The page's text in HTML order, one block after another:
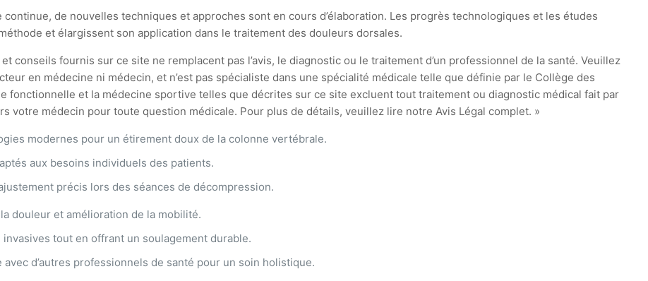
de nouvelles techniques et approches sont en cours d’élaboration. Les progrès technologiques et les études
et élargissent son application dans le traitement des douleurs dorsales.
conseils fournis sur ce site ne remplacent pas l’avis, le diagnostic ou le traitement d’un professionnel de la santé. Veuillez
en médecine ni médecin, et n’est pas spécialiste dans une spécialité médicale telle que définie par le Collège des
fonctionnelle et la médecine sportive telles que décrites sur ce site excluent tout traitement ou diagnostic médical fait par
votre médecin pour toute question médicale. Pour plus de détails, veuillez lire notre Avis Légal complet. »
modernes pour un étirement doux de la colonne vertébrale.
aux besoins individuels des patients.
précis lors des séances de décompression.
douleur et amélioration de la mobilité.
tout en offrant un soulagement durable.
avec d’autres professionnels de santé pour un soin holistique.